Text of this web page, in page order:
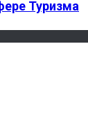
Туризма